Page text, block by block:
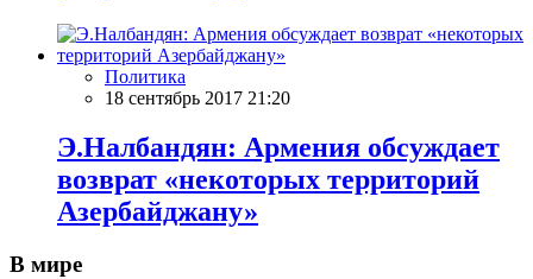
Политика
18 сентябрь 2017 21:20
Э.Налбандян: Армения обсуждает
возврат «некоторых территорий
Азербайджану»
В мире